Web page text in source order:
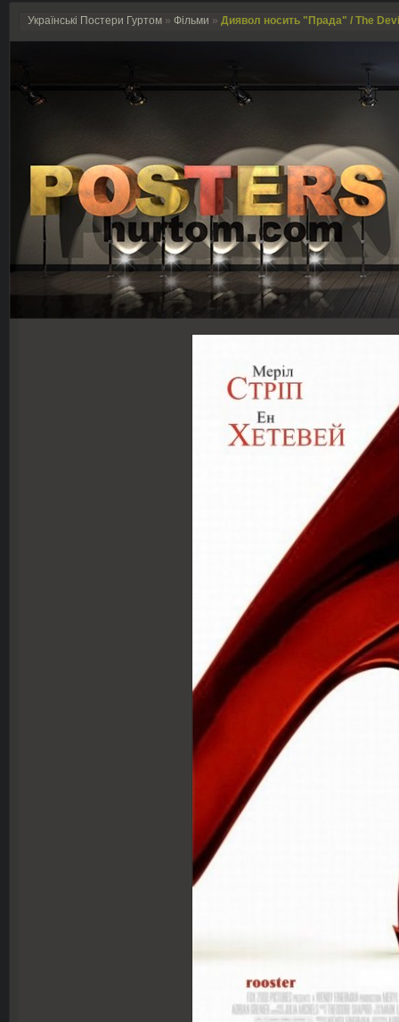
Українські Постери Гуртом » Фільми » Диявол носить "Прада" / The